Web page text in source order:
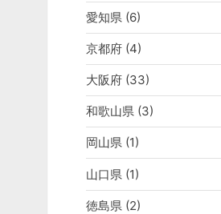
愛知県 (6)
京都府(4)
大阪府(33)
和歌山県(3)
岡山県(1)
山口県 (1)
徳島県 (2)